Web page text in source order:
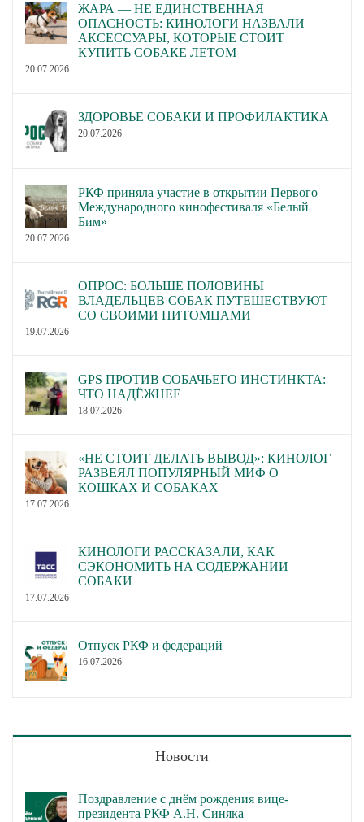
ЖАРА — НЕ ЕДИНСТВЕННАЯ
ОПАСНОСТЬ: КИНОЛОГИ НАЗВАЛИ
АКСЕССУАРЫ, КОТОРЫЕ СТОИТ
КУПИТЬ СОБАКЕ ЛЕТОМ
20.07.2026
ЗДОРОВЬЕ СОБАКИ И ПРОФИЛАКТИКА
20.07.2026
РКФ приняла участие в открытии Первого
Международного кинофестиваля «Белый
Бим»
20.07.2026
ОПРОС: БОЛЬШЕ ПОЛОВИНЫ
ВЛАДЕЛЬЦЕВ СОБАК ПУТЕШЕСТВУЮТ
СО СВОИМИ ПИТОМЦАМИ
19.07.2026
GPS ПРОТИВ СОБАЧЬЕГО ИНСТИНКТА:
ЧТО НАДЁЖНЕЕ
18.07.2026
«НЕ СТОИТ ДЕЛАТЬ ВЫВОД»: КИНОЛОГ
РАЗВЕЯЛ ПОПУЛЯРНЫЙ МИФ О
КОШКАХ И СОБАКАХ
17.07.2026
КИНОЛОГИ РАССКАЗАЛИ, КАК
СЭКОНОМИТЬ НА СОДЕРЖАНИИ
СОБАКИ
17.07.2026
Отпуск РКФ и федераций
16.07.2026
Новости
Поздравление с днём рождения вице-
президента РКФ А.Н. Синяка